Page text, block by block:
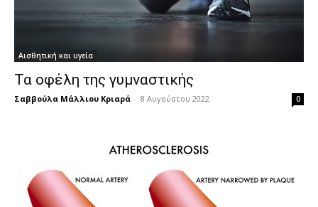
Αισθητική και υγεία
Τα οφέλη της γυμναστικής
Σαββούλα Μάλλιου Κριαρά - 8 Αυγούστου 2022 0